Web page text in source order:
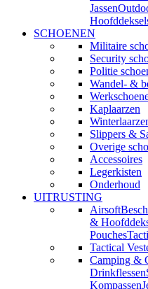
Jassen
SCHOENEN
Militaire
Security
Politie
Wandel- &
Kaplaarzen
Slippers &
Overige
Accessoires
Legerkisten
Onderhoud
UITRUSTING
Airsoft
&
Pouches
Tactical
Camping &
Drinkflessen
Kompassen